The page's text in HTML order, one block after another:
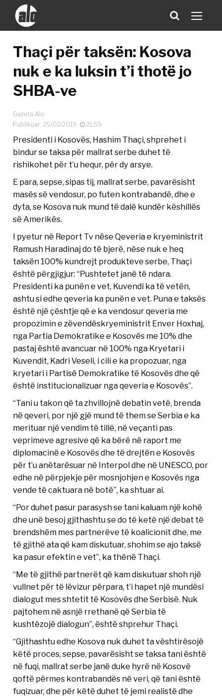
Thaçi për taksën: Kosova
nuk e ka luksin t’i thotë jo
SHBA-ve
Gazeta Alo
Publikuar: 25/02/2019
21:59
Presidenti i Kosovës, Hashim Thaçi, shprehet i
bindur se taksa për mallrat serbe duhet të
rishikohet për t’u hequr, për dy arsye.
E para, sepse, sipas tij, mallrat serbe, pavarësisht
masës së vendosur, po futen kontrabandë, dhe e
dyta, se Kosova nuk mund të dalë kundër këshillës
së Amerikës.
I pyetur në Report Tv nëse Qeveria e kryeministrit
Ramush Haradinaj do të bjerë, nëse nuk e heq
taksën 100% kundrejt produkteve serbe, Thaçi
është përgjigjur: “Pushtetet janë të ndara.
Presidenti ka punën e vet, Kuvendi ka të vetën,
ashtu si edhe qeveria ka punën e vet. Puna e taksës
është një çështje që e ka vendosur qeveria me
propozimin e zëvendëskryeministrit Enver Hoxhaj,
nga Partia Demokratike e Kosovës me 10% dhe
pastaj është avancuar në 100% nga Kryetari i
Kuvendit, Kadri Veseli, i cili e ka propozuar, nga
kryetari i Partisë Demokratike të Kosovës dhe që
është institucionalizuar nga qeveria e Kosovës”.
“Tani u takon që ta zhvillojnë debatin vetë, brenda
në qeveri, por një gjë mund të them se Serbia e ka
merituar një vendim të tillë, në veçanti pas
veprimeve agresive që ka bërë në raport me
diplomacinë e Kosovës dhe të drejtën e Kosovës
për t’u anëtarësuar në Interpol dhe në UNESCO, por
edhe në përpjekje për mosnjohjen e Kosovës nga
vende të caktuara në botë”, ka shtuar ai.
“Por duhet pasur parasysh se tani kaluam një kohë
dhe unë besoj gjithashtu se do të ketë një debat të
brendshëm mes partnerëve të koalicionit dhe, me
të gjithë ata që kam diskutuar, shohim se ajo taksë
ka pasur efektin e vet”, ka thënë Thaçi.
“Me të gjithë partnerët që kam diskutuar shoh një
vullnet për të lëvizur përpara, t’i hapet një mundësi
dialogut mes shtetit të Kosovës dhe Serbisë. Nuk
pajtohem në asnjë rrethanë që Serbia të
kushtëzojë dialogun”, është shprehur Thaçi.
“Gjithashtu edhe Kosova nuk duhet ta vështirësojë
këtë proces, sepse, pavarësisht se taksa tani është
në fuqi, mallrat serbe janë duke hyrë në Kosovë
qoftë përmes kontrabandës në veri, që tani është
fuqizuar, dhe për këtë duhet të jemi realistë dhe